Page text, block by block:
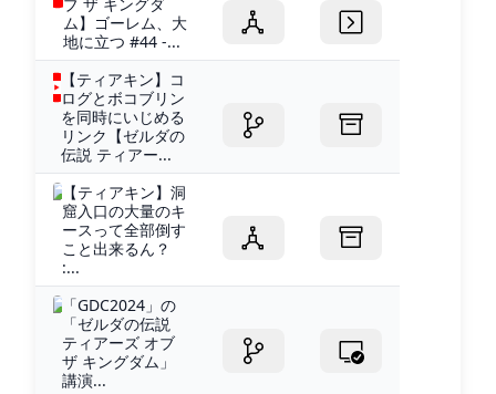
ム】ゴーレム、大
地に立つ #44 -...
【ティアキン】コ
ログとボコブリン
を同時にいじめる
リンク【ゼルダの
伝説 ティアー...
【ティアキン】洞
窟入口の大量のキ
ースって全部倒す
こと出来るん？
:...
「GDC2024」の
「ゼルダの伝説
ティアーズ オブ
ザ キングダム」
講演...